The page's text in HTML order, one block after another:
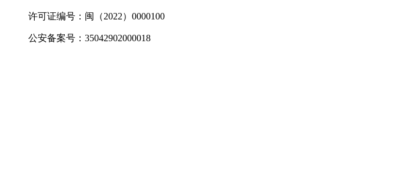
许可证编号：闽（2022）0000100
公安备案号：35042902000018